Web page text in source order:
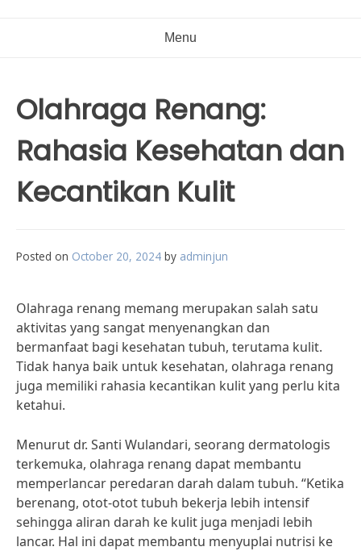
Menu
Olahraga Renang:
Rahasia Kesehatan dan
Kecantikan Kulit
Posted on October 20, 2024 by adminjun
Olahraga renang memang merupakan salah satu
aktivitas yang sangat menyenangkan dan
bermanfaat bagi kesehatan tubuh, terutama kulit.
Tidak hanya baik untuk kesehatan, olahraga renang
juga memiliki rahasia kecantikan kulit yang perlu kita
ketahui.
Menurut dr. Santi Wulandari, seorang dermatologis
terkemuka, olahraga renang dapat membantu
memperlancar peredaran darah dalam tubuh. “Ketika
berenang, otot-otot tubuh bekerja lebih intensif
sehingga aliran darah ke kulit juga menjadi lebih
lancar. Hal ini dapat membantu menyuplai nutrisi ke